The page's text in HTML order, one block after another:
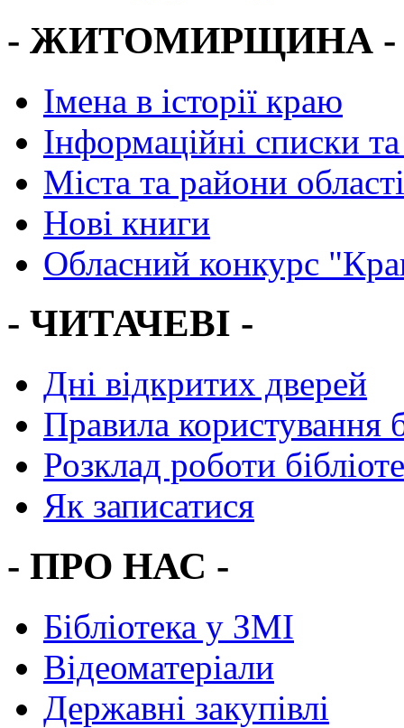
- ЖИТОМИРЩИНА -
Імена в історії краю
Інформаційні списки
Міста та райони області
Нові книги
Обласний конкурс
- ЧИТАЧЕВІ -
Дні відкритих дверей
Правила користування
Розклад роботи
Як записатися
- ПРО НАС -
Бібліотека у ЗМІ
Відеоматеріали
Державні закупівлі